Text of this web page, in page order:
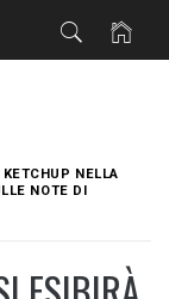
NELLA
NOTE DI